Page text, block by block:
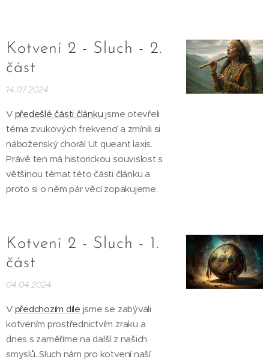
Kotvení 2 - Sluch - 2.
část
14.07.2024
V předešlé části článku jsme otevřeli
téma zvukových frekvencí a zmínili si
náboženský chorál Ut queant laxis.
Právě ten má historickou souvislost s
většinou témat této části článku a
proto si o něm pár věcí zopakujeme.
Kotvení 2 - Sluch - 1.
část
04.04.2024
V předchozím díle jsme se zabývali
kotvením prostřednictvím zraku a
dnes s zaměříme na další z našich
smyslů. Sluch nám pro kotvení naší